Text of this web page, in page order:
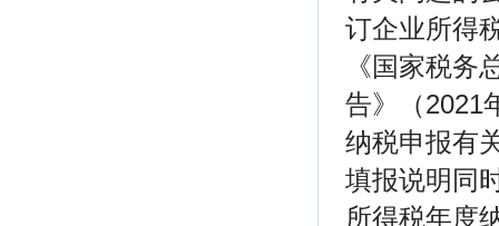
订企业所得
《国家税务
告》（2021
纳税申报有
填报说明同
所得税年度